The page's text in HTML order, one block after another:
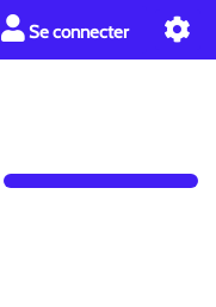
Se connecter